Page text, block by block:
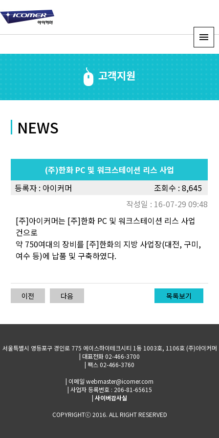
고객지원
NEWS
(주)한화 PC 및 워크스테이션 리스 사업
등록자 : 아이커머
조회수 : 8,645
작성일 : 16-07-29 09:48
[주]아이커머는 [주]한화 PC 및 워크스테이션 리스 사업
건으로
약 750여대의 장비를 [주]한화의 지방 사업장(대전, 구미,
여수 등)에 납품 및 구축하였다.
이전 다음 목록보기
서울특별시 영등포구 경인로 775 에이스하이테크시티 1동 1003호, 1106호 (주)아이커머
| 대표전화 02-466-3700
| 팩스 02-466-3760
| 이메일 webmaster@icomer.com
| 사업자 등록번호 : 206-81-65615
| 사이버감사실
COPYRIGHTⓒ 2016. ALL RIGHT RESERVED